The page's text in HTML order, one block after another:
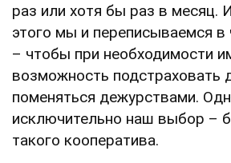
раз или хотя бы раз в месяц.
этого мы и переписываемся в
– чтобы при необходимости
возможность подстраховать
поменяться дежурствами.
исключительно наш выбор –
такого кооператива.